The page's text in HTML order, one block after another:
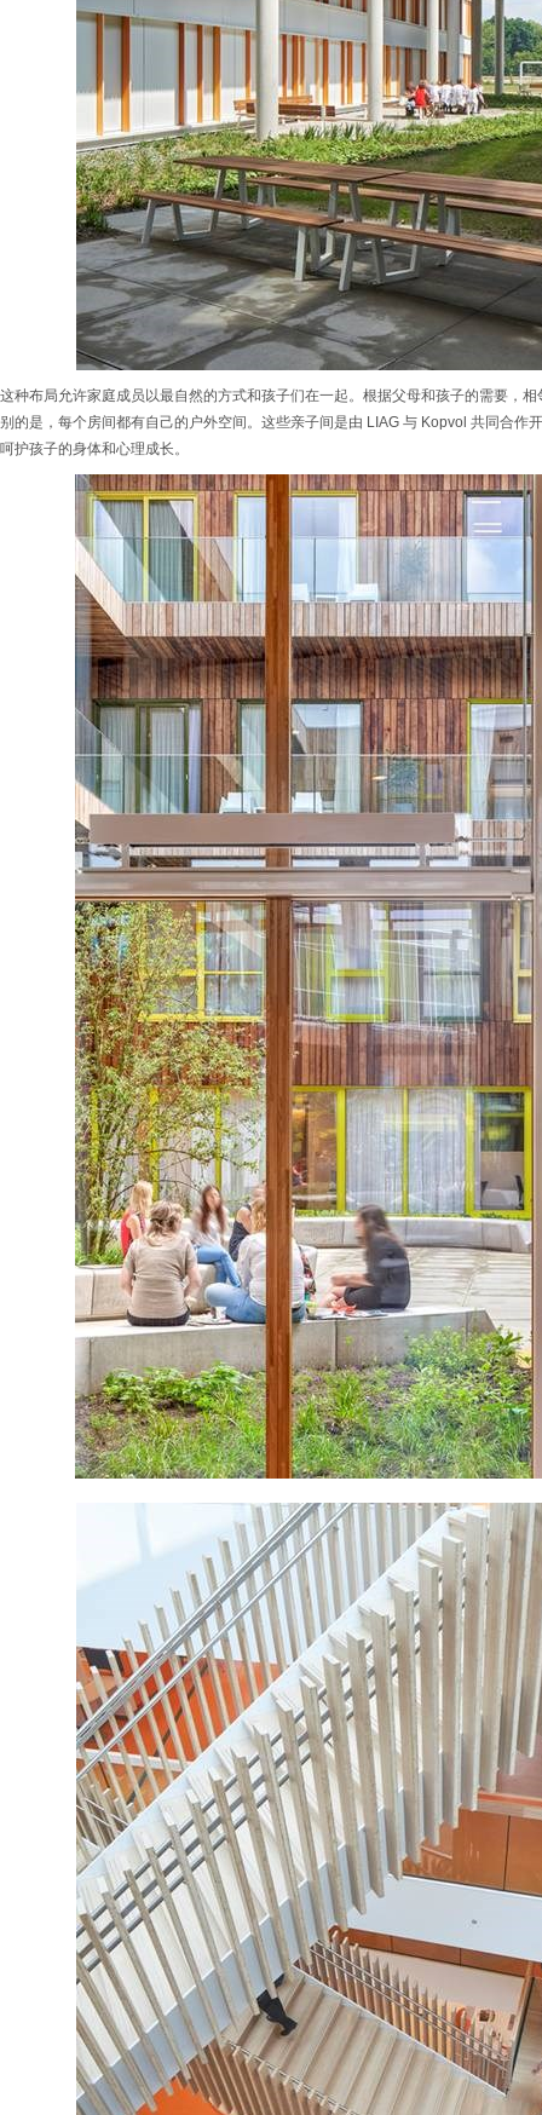
这种布局允许家庭成员以最自然的方式和孩子们在一起。根据父母和孩子的需要，
别的是，每个房间都有自己的户外空间。这些亲子间是由 LIAG 与 Kopvol 共同合作
呵护孩子的身体和心理成长。